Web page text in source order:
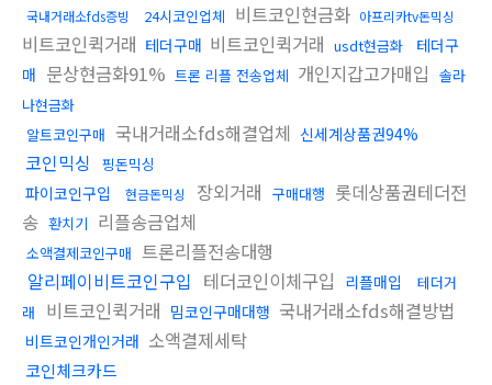
국내거래소fds증빙 24시코인업체 비트코인현금화 아프리카tv돈믹싱
비트코인퀵거래 테더구매 비트코인퀵거래 usdt현금화
테더구
매 문상현금화91% 트론 리플 전송업체 개인지갑고가매입 솔라
나현금화
알트코인구매 국내거래소fds해결업체 신세계상품권94%
코인믹싱 핑돈믹싱
파이코인구입 현금돈믹싱 장외거래 구매대행 롯데상품권테더전
송 환치기 리플송금업체
소액결제코인구매 트론리플전송대행
알리페이비트코인구입 테더코인이체구입 리플매입
테더거
래
비트코인퀵거래 밈코인구매대행 국내거래소fds해결방법
비트코인개인거래 소액결제세탁
코인체크카드